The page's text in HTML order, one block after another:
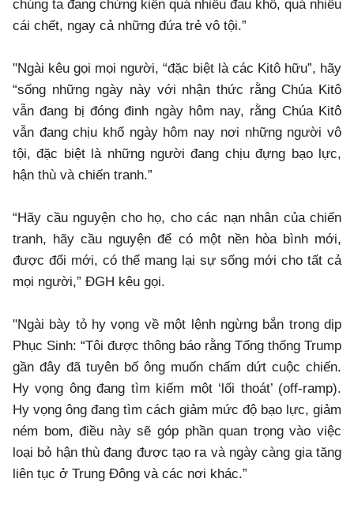
chúng ta đang chứng kiến quá nhiều đau khổ, quá nhiều
cái chết, ngay cả những đứa trẻ vô tội.”
"Ngài kêu gọi mọi người, “đặc biệt là các Kitô hữu”, hãy
“sống những ngày này với nhận thức rằng Chúa Kitô
vẫn đang bị đóng đinh ngày hôm nay, rằng Chúa Kitô
vẫn đang chịu khổ ngày hôm nay nơi những người vô
tội, đặc biệt là những người đang chịu đựng bạo lực,
hận thù và chiến tranh.”
“Hãy cầu nguyện cho họ, cho các nạn nhân của chiến
tranh, hãy cầu nguyện để có một nền hòa bình mới,
được đổi mới, có thể mang lại sự sống mới cho tất cả
mọi người,” ĐGH kêu gọi.
"Ngài bày tỏ hy vọng về một lệnh ngừng bắn trong dịp
Phục Sinh: “Tôi được thông báo rằng Tổng thống Trump
gần đây đã tuyên bố ông muốn chấm dứt cuộc chiến.
Hy vọng ông đang tìm kiếm một ‘lối thoát’ (off-ramp).
Hy vọng ông đang tìm cách giảm mức độ bạo lực, giảm
ném bom, điều này sẽ góp phần quan trọng vào việc
loại bỏ hận thù đang được tạo ra và ngày càng gia tăng
liên tục ở Trung Đông và các nơi khác.”